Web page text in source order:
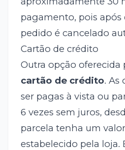
pagamento, pois
pedido é cancelado
Cartão de crédito
Outra opção oferecida
cartão de crédito. As
ser pagas à vista ou
6 vezes sem juros,
parcela tenha um
estabelecido pela loja.